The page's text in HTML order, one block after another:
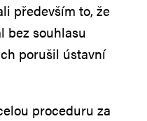
především to, že
bez souhlasu
porušil ústavní
proceduru za